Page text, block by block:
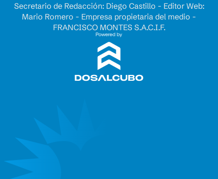
Secretario de Redacción: Diego Castillo - Editor Web:
Mario Romero - Empresa propietaria del medio -
FRANCISCO MONTES S.A.C.I.F.